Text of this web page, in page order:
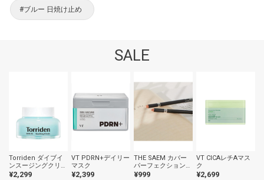
#ブルー 日焼け止め
SALE
Torriden ダイブイ
ンスージングクリー
ム
¥2,299
VT PDRN+デイリー
マスク
¥2,399
THE SAEM カバー
パーフェクションコ
ンシーラーペンシル
¥999
VT CICAレチAマス
ク
¥2,699